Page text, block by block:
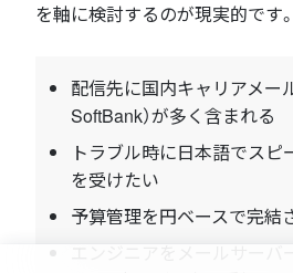
を軸に検討するのが現実的です。
配信先に国内キャリアメール
SoftBank）が多く含まれる
トラブル時に日本語でスピ
を受けたい
予算管理を円ベースで完結